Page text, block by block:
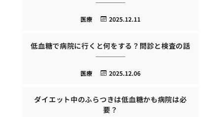
2025.12.11
医療
低血糖で病院に行くと何をする？問診と検査の話
2025.12.06
医療
ダイエット中のふらつきは低血糖かも病院は必
要？